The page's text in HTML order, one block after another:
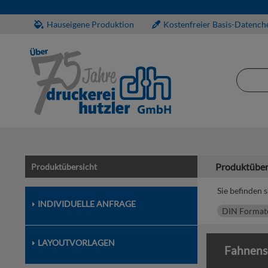
Hauseigene Produktion Kostenfreier Basis-
Produktübersicht
INDIVIDUELLE ANFRAGE
LAYOUTVORLAGEN
Sie befinden
DIN